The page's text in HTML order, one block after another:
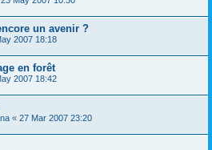
un avenir ?
2007 18:18
en forêt
2007 18:42
« 27 Mar 2007 23:20